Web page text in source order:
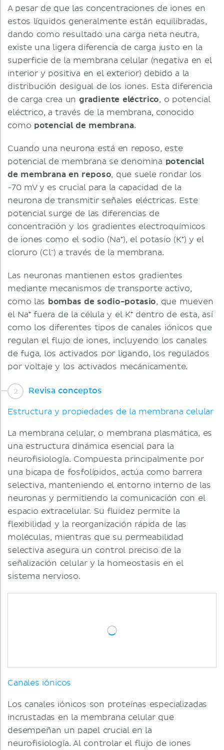
A pesar de que las concentraciones de iones en
estos líquidos generalmente están equilibradas,
dando como resultado una carga neta neutra,
existe una ligera diferencia de carga justo en la
superficie de la membrana celular (negativa en el
interior y positiva en el exterior) debido a la
distribución desigual de los iones. Esta diferencia
de carga crea un gradiente eléctrico, o potencial
eléctrico, a través de la membrana, conocido
como potencial de membrana.
Cuando una neurona está en reposo, este
potencial de membrana se denomina potencial
de membrana en reposo, que suele rondar los
-70 mV y es crucial para la capacidad de la
neurona de transmitir señales eléctricas. Este
potencial surge de las diferencias de
concentración y los gradientes electroquímicos
de iones como el sodio (Na⁺), el potasio (K⁺) y el
cloruro (Cl⁻) a través de la membrana.
Las neuronas mantienen estos gradientes
mediante mecanismos de transporte activo,
como las bombas de sodio-potasio, que mueven
el Na⁺ fuera de la célula y el K⁺ dentro de esta, así
como los diferentes tipos de canales iónicos que
regulan el flujo de iones, incluyendo los canales
de fuga, los activados por ligando, los regulados
por voltaje y los activados mecánicamente.
Revisa conceptos
Estructura y propiedades de la membrana celular
La membrana celular, o membrana plasmática, es
una estructura dinámica esencial para la
neurofisiología. Compuesta principalmente por
una bicapa de fosfolípidos, actúa como barrera
selectiva, manteniendo el entorno interno de las
neuronas y permitiendo la comunicación con el
espacio extracelular. Su fluidez permite la
flexibilidad y la reorganización rápida de las
moléculas, mientras que su permeabilidad
selectiva asegura un control preciso de la
señalización celular y la homeostasis en el
sistema nervioso.
Canales iónicos
Los canales iónicos son proteínas especializadas
incrustadas en la membrana celular que
desempeñan un papel crucial en la
neurofisiología. Al controlar el flujo de iones